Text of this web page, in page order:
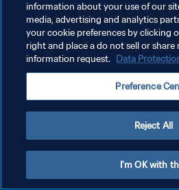
POLITIQUE DE CONFIDENTIALITÉ
CONDITIONS D'UTILISATION
GÉRER VOS PRÉFÉRENCES SUR LES
information about your use of our
media, advertising and analytics
your cookie preferences by clicking
right and place a do not sell or share
information request. Data
Preference
Reject All
I'm OK with